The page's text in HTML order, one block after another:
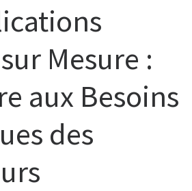
Mesure :
aux Besoins
des